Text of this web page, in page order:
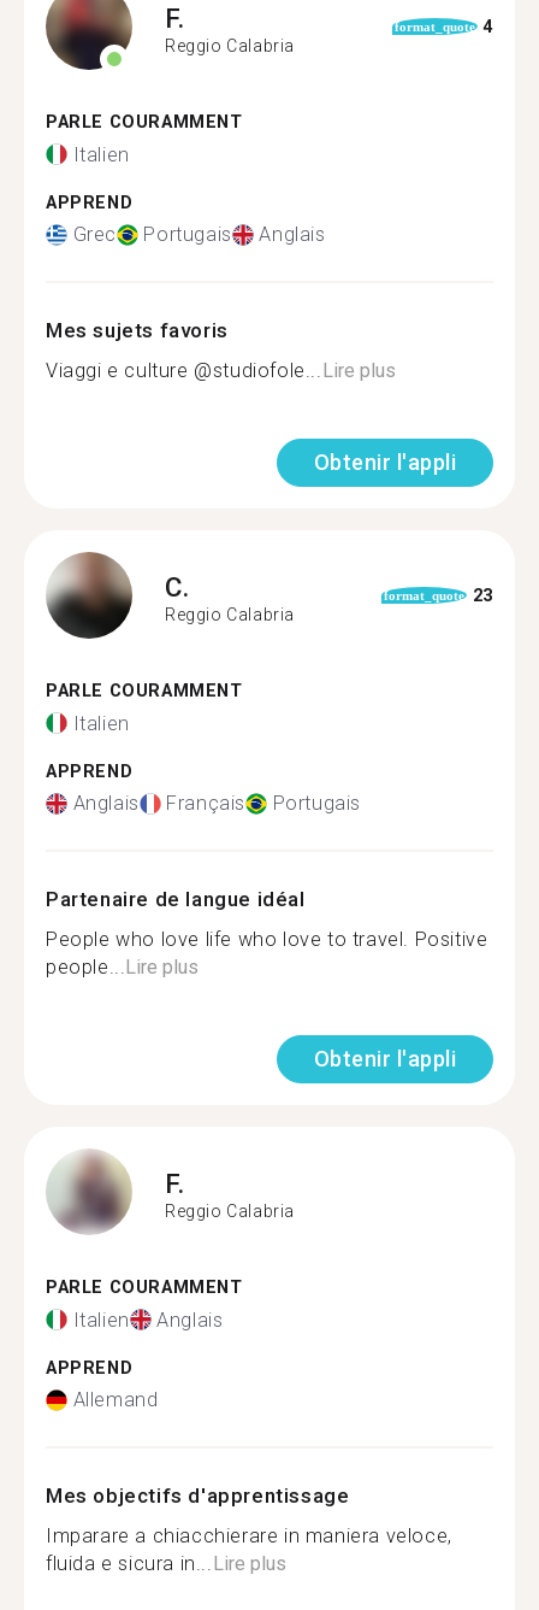
F.
Reggio Calabria
format_quote 4
PARLE COURAMMENT
Italien
APPREND
Grec Portugais Anglais
Mes sujets favoris
Viaggi e culture @studiofole...Lire plus
Obtenir l'appli
C.
Reggio Calabria
format_quote 23
PARLE COURAMMENT
Italien
APPREND
Anglais Français Portugais
Partenaire de langue idéal
People who love life who love to travel. Positive
people...Lire plus
Obtenir l'appli
F.
Reggio Calabria
PARLE COURAMMENT
Italien Anglais
APPREND
Allemand
Mes objectifs d'apprentissage
Imparare a chiacchierare in maniera veloce,
fluida e sicura in...Lire plus